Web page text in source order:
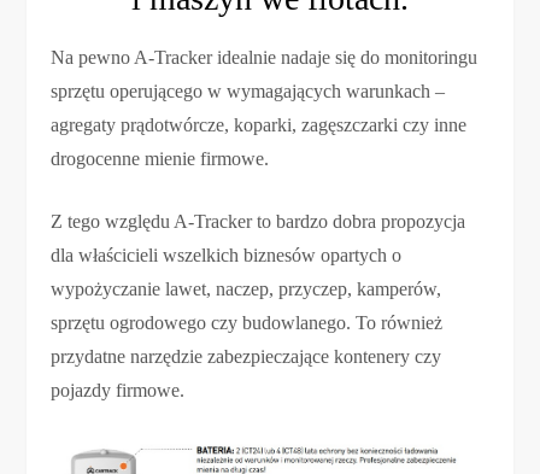
Na pewno A-Tracker idealnie nadaje się do monitoringu
sprzętu operującego w wymagających warunkach –
agregaty prądotwórcze, koparki, zagęszczarki czy inne
drogocenne mienie firmowe.
Z tego względu A-Tracker to bardzo dobra propozycja
dla właścicieli wszelkich biznesów opartych o
wypożyczanie lawet, naczep, przyczep, kamperów,
sprzętu ogrodowego czy budowlanego. To również
przydatne narzędzie zabezpieczające kontenery czy
pojazdy firmowe.